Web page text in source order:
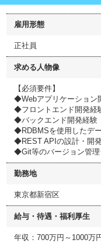
雇用形態
正社員
求める人物像
【必須要件】
◆Webアプリケーション
◆フロントエンド開発経
◆バックエンド開発経験
◆RDBMSを使用したデ
◆REST APIの設計・開
◆Git等のバージョン管
勤務地
東京都新宿区
給与・待遇・福利厚生
年収：700万円～1000万